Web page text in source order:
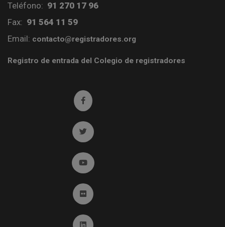
Teléfono: 91 270 17 96
Fax: 91 564 11 59
Email: contacto@registradores.org
Registro de entrada del Colegio de registradores
Ir a facebook (abre en ventana nueva)
Ir a twitter (abre en ventana nueva)
Ir a YouTube (abre en ventana nueva)
Ir a Flickr (abre en ventana nueva)
Ir a Linkedin (abre en ventana nueva)